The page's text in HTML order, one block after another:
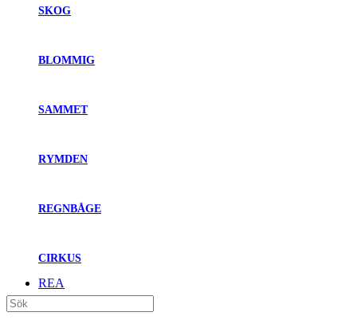
SKOG
BLOMMIG
SAMMET
RYMDEN
REGNBÅGE
CIRKUS
REA